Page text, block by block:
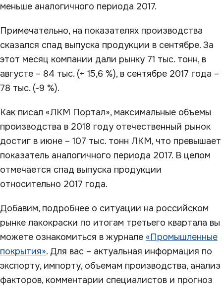
меньше аналогичного периода 2017.
Примечательно, на показателях производства
сказался спад выпуска продукции в сентябре. За
этот месяц компании дали рынку 71 тыс. тонн, в
августе – 84 тыс. (+ 15,6 %), в сентябре 2017 года –
78 тыс. (-9 %).
Как писал «ЛКМ Портал», максимальные объемы
производства в 2018 году отечественный рынок
достиг в июне – 107 тыс. тонн ЛКМ, что превышает
показатель аналогичного периода 2017. В целом
отмечается спад выпуска продукции
относительно 2017 года.
Добавим, подробнее о ситуации на российском
рынке лакокраски по итогам третьего квартала вы
можете ознакомиться в журнале «Промышленные
покрытия». Для вас – актуальная информация по
экспорту, импорту, объемам производства, анализ
факторов, комментарии специалистов и прогноз